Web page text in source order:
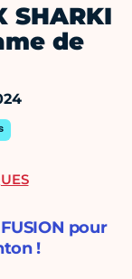
SHARKI
de
pour
!